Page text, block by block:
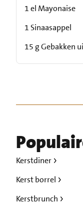
1 el Mayonaise
1 Sinaasappel
15 g Gebakken
Kerstdiner
Kerst borrel
Kerstbrunch